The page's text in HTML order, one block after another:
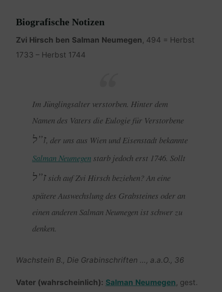
Biografische Notizen
Zvi Hirsch ben Salman Neumegen, 494 = Herbst
1733 – Herbst 1744
Im Jünglingsalter verstorben. Hinter dem
Namen des Vaters die Eulogie für Verstorbene
ז”ל, der uns aus Wien und Eisenstadt bekannte
Salman Neumegenstarb jedoch erst 1746. Sollt
ז”לsich auf Zvi Hirsch beziehen? An eine
spätere Auswechslung des Grabsteines oder an
einen anderen Salman Neumegen ist schwer zu
denken.
Wachstein B., Die Grabinschriften …, a.a.O., 36
Vater (wahrscheinlich): Salman Neumegen, gest.